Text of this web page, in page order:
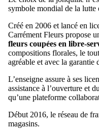
symbole mondial de la lutte
Créé en 2006 et lancé en
Carrément Fleurs propose
fleurs coupées en libre-
compositions florales, le
agréable et avec la garantie
L’enseigne assure à ses
assistance à l’ouverture et
qu’une plateforme
Début 2016, le réseau de
magasins.